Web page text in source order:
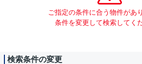
ご指定の条件に合う物件があ
条件を変更して検索してく
検索条件の変更